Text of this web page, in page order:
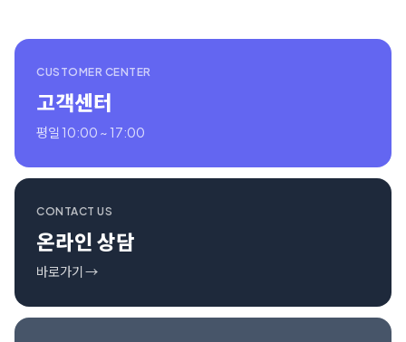
CUSTOMER CENTER
고객센터
평일 10:00 ~ 17:00
CONTACT US
온라인 상담
바로가기 →